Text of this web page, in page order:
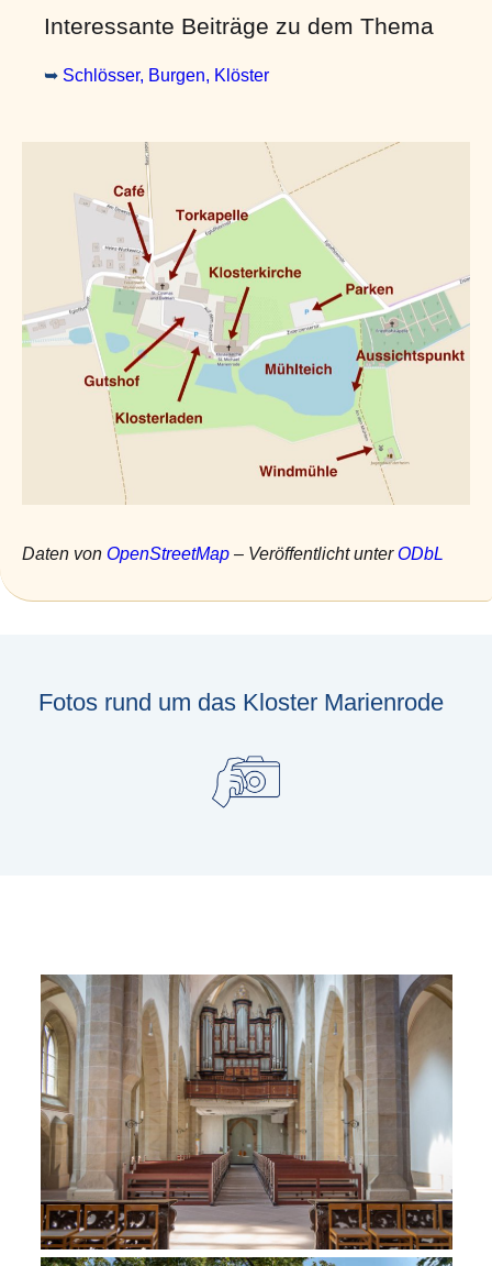
Interessante Beiträge zu dem Thema
➥ Schlösser, Burgen, Klöster
Daten von OpenStreetMap – Veröffentlicht unterODbL
Fotos rund um das Kloster Marienrode